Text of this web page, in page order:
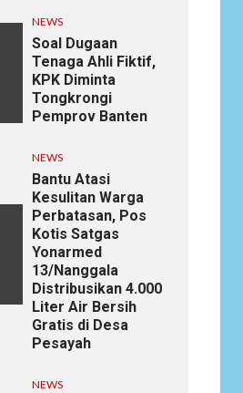
NEWS
Soal Dugaan
Tenaga Ahli Fiktif,
KPK Diminta
Tongkrongi
Pemprov Banten
NEWS
Bantu Atasi
Kesulitan Warga
Perbatasan, Pos
Kotis Satgas
Yonarmed
13/Nanggala
Distribusikan 4.000
Liter Air Bersih
Gratis di Desa
Pesayah
NEWS